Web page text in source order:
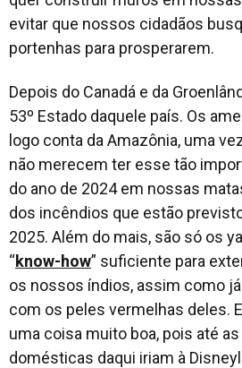
evitar que nossos cidadãos
portenhas para prosperarem.
Depois do Canadá e da
53º Estado daquele país. Os
logo conta da Amazônia, uma
não merecem ter esse tão
do ano de 2024 em nossas
dos incêndios que estão
2025. Além do mais, são só os
“know-how” suficiente para
os nossos índios, assim como
com os peles vermelhas deles.
uma coisa muito boa, pois até
domésticas daqui iriam à